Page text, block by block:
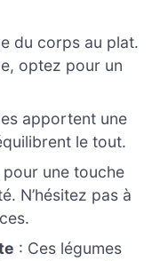
du corps au plat.
optez pour un
apportent une
le tout.
une touche
N’hésitez pas à
: Ces légumes